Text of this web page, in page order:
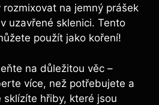
rozmixovat na jemný prášek
uzavřené sklenici. Tento
použít jako koření!
na důležitou věc –
více, než potřebujete a
hřiby, které jsou